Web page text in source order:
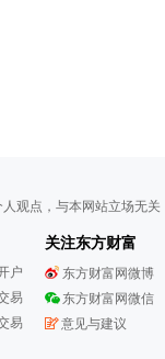
观点，与本网站立场无
户
易
易
关注东方财富
东方财富网微博
东方财富网微信
意见与建议